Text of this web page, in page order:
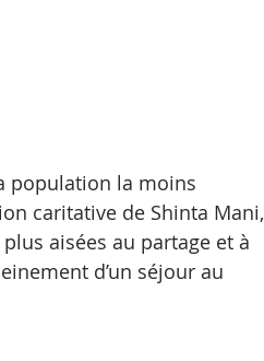
population la moins
caritative de Shinta Mani,
aisées au partage et à
d’un séjour au